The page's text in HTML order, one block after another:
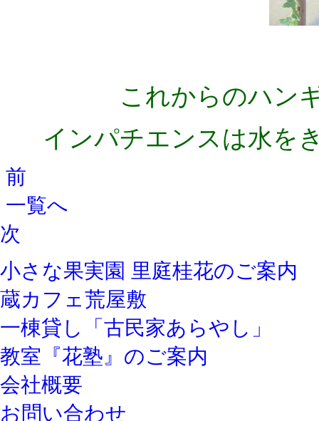
これからのハン
インパチエンスは水を
前
一覧へ
次
小さな果実園 里庭桂花のご案内
蔵カフェ荒屋敷
一棟貸し「古民家あらやし」
教室『花塾』のご案内
会社概要
お問い合わせ